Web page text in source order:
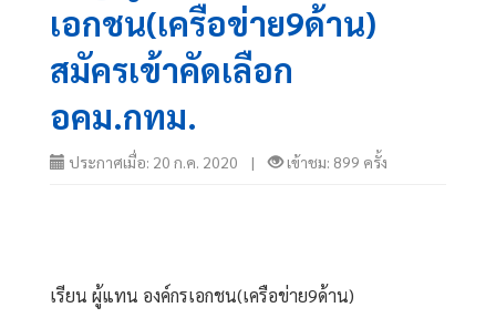
เอกชน(เครือข่าย9ด้าน)
สมัครเข้าคัดเลือก
อคม.กทม.
ประกาศเมื่อ: 20 ก.ค. 2020 | เข้าชม: 899 ครั้ง
เรียน ผู้แทน องค์กรเอกชน(เครือข่าย9ด้าน)